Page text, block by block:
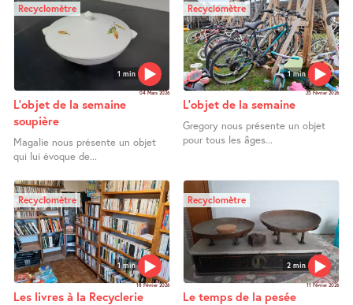
1 min
Recyclomètre
04 Mars 2026
L’objet de la semaine
soupière
Magalie nous présente un objet
qui lui évoque de...
1 min
Recyclomètre
25 Février 2026
L’objet de la semaine
Gregory nous présente un objet
pour tous les âges...
1 min
Recyclomètre
18 Février 2026
Les livres à la Recyclerie
2 min
Recyclomètre
11 Février 2026
Le temps de la pesée